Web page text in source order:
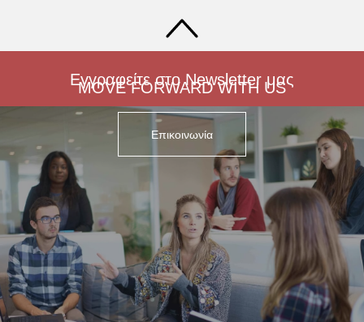
Εγγραφείτε στο Newsletter μας
MOVE FORWARD WITH US
Επικοινωνία